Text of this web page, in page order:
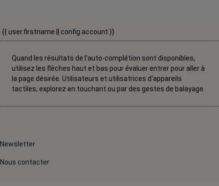
{{ user.firstname || config.account }}
Quand les résultats de l'auto-complétion sont disponibles,
utilisez les flèches haut et bas pour évaluer entrer pour aller à
la page désirée. Utilisateurs et utilisatrices d‘appareils
tactiles, explorez en touchant ou par des gestes de balayage.
Newsletter
Nous contacter